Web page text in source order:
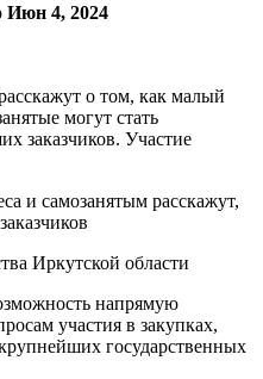
Июн 4, 2024
о том, как малый
могут стать
заказчиков. Участие
Иркутской области
напрямую
участия в закупках,
государственных